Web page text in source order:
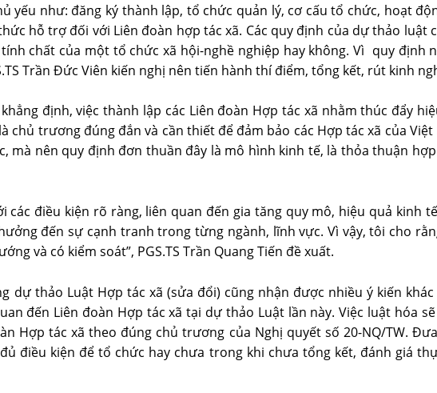
yếu như: đăng ký thành lập, tổ chức quản lý, cơ cấu tổ chức, hoạt
hỗ trợ đối với Liên đoàn hợp tác xã. Các quy định của dự thảo luật
chất của một tổ chức xã hội-nghề nghiệp hay không. Vì quy định
Trần Đức Viên kiến nghị nên tiến hành thí điểm, tổng kết, rút kinh
khẳng định, việc thành lập các Liên đoàn Hợp tác xã nhằm thúc đẩy
chủ trương đúng đắn và cần thiết để đảm bảo các Hợp tác xã của
mà nên quy định đơn thuần đây là mô hình kinh tế, là thỏa thuận
các điều kiện rõ ràng, liên quan đến gia tăng quy mô, hiệu quả
đến sự cạnh tranh trong từng ngành, lĩnh vực. Vì vậy, tôi cho
và có kiểm soát”, PGS.TS Trần Quang Tiến đề xuất.
dự thảo Luật Hợp tác xã (sửa đổi) cũng nhận được nhiều ý kiến
đến Liên đoàn Hợp tác xã tại dự thảo Luật lần này. Việc luật hóa
Hợp tác xã theo đúng chủ trương của Nghị quyết số 20-NQ/TW.
điều kiện để tổ chức hay chưa trong khi chưa tổng kết, đánh giá